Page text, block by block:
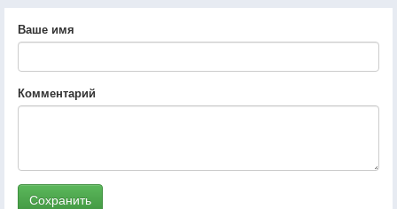
Ваше имя
Комментарий
Сохранить